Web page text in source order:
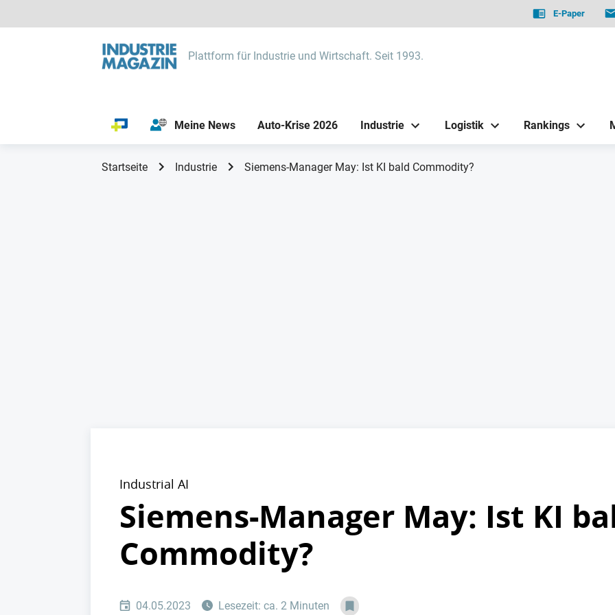
E-Paper
Plattform für Industrie und Wirtschaft. Seit 1993.
Meine News Auto-Krise 2026 Industrie Logistik Rankings
Startseite Industrie Siemens-Manager May: Ist KI bald Commodity?
Industrial AI
Siemens-Manager May: Ist KI
Commodity?
04.05.2023 Lesezeit: ca. 2 Minuten